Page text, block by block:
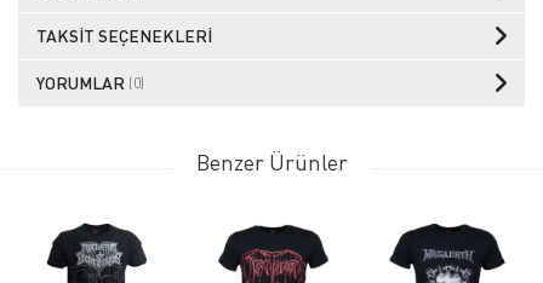
TAKSIT SEÇENEKLERI
YORUMLAR (0)
Benzer Ürünler